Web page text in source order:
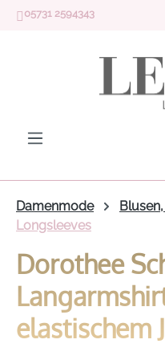
Zum Hauptinhalt springen
05731 2594343
Damenmode
Longsleeves
Dorothee
elastischem